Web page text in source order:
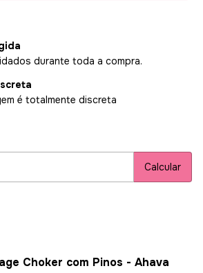
durante toda a compra.
é totalmente discreta
Calcular
Choker com Pinos - Ahava